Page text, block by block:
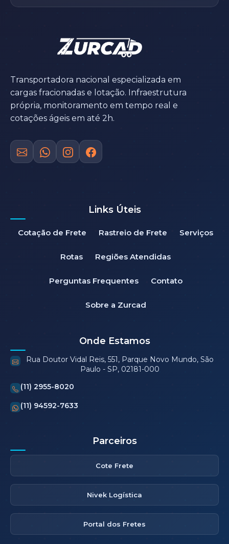
Transportadora nacional especializada em
cargas fracionadas e lotação. Infraestrutura
própria, monitoramento em tempo real e
cotações ágeis em até 2h.
Links Úteis
Cotação de Frete Rastreio de Frete Serviços
Rotas Regiões Atendidas
Perguntas Frequentes Contato
Sobre a Zurcad
Onde Estamos
Rua Doutor Vidal Reis, 551, Parque Novo Mundo, São
Paulo - SP, 02181-000
(11) 2955-8020
(11) 94592-7633
Parceiros
Cote Frete
Nivek Logística
Portal dos Fretes